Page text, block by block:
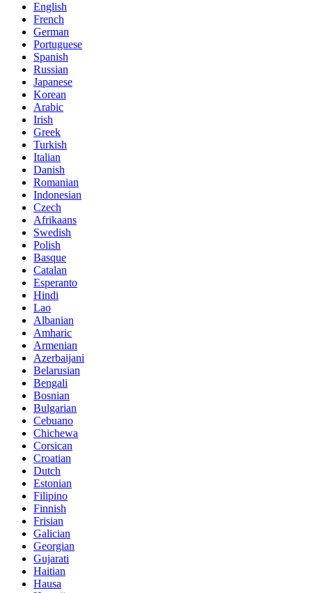
English
French
German
Portuguese
Spanish
Russian
Japanese
Korean
Arabic
Irish
Greek
Turkish
Italian
Danish
Romanian
Indonesian
Czech
Afrikaans
Swedish
Polish
Basque
Catalan
Esperanto
Hindi
Lao
Albanian
Amharic
Armenian
Azerbaijani
Belarusian
Bengali
Bosnian
Bulgarian
Cebuano
Chichewa
Corsican
Croatian
Dutch
Estonian
Filipino
Finnish
Frisian
Galician
Georgian
Gujarati
Haitian
Hausa